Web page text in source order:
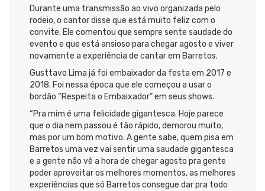
Durante uma transmissão ao vivo organizada pelo
rodeio, o cantor disse que está muito feliz com o
convite. Ele comentou que sempre sente saudade do
evento e que está ansioso para chegar agosto e viver
novamente a experiência de cantar em Barretos.
Gusttavo Lima já foi embaixador da festa em 2017 e
2018. Foi nessa época que ele começou a usar o
bordão “Respeita o Embaixador” em seus shows.
“Pra mim é uma felicidade gigantesca. Hoje parece
que o dia nem passou é tão rápido, demorou muito,
mas por um bom motivo. A gente sabe, quem pisa em
Barretos uma vez vai sentir uma saudade gigantesca
e a gente não vê a hora de chegar agosto pra gente
poder aproveitar os melhores momentos, as melhores
experiências que só Barretos consegue dar pra todo